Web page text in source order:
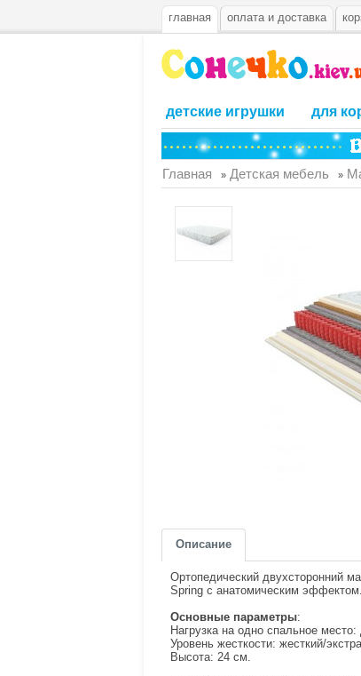
главная оплата и доставка
детские игрушки для
Главная » Детская мебель »
Описание
Ортопедический двухсторонний
Spring с анатомическим эффектом.
Основные параметры:
Нагрузка на одно спальное место:
Уровень жесткости: жесткий/
Высота: 24 см.